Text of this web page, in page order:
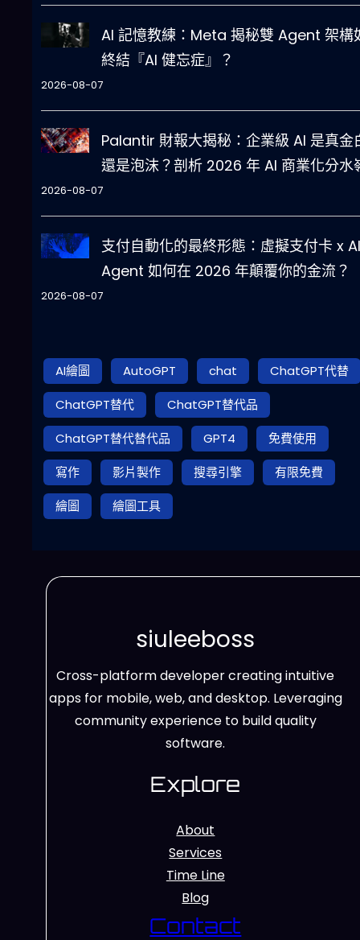
AI 記憶教練：Meta 揭秘雙 Agent 架構
終結『AI 健忘症』？
2026-08-07
Palantir 財報大揭秘：企業級 AI 是真金
還是泡沫？剖析 2026 年 AI 商業化分水
2026-08-07
支付自動化的最終形態：虛擬支付卡 x AI
Agent 如何在 2026 年顛覆你的金流？
2026-08-07
AI繪圖 AutoGPT chat
ChatGPT代替
ChatGPT替代
ChatGPT替代品
ChatGPT替代替代品
GPT4
免費使用
寫作
影片製作 搜尋引擎
有限免費
繪圖
繪圖工具
siuleeboss
Cross-platform developer creating intuitive
apps for mobile, web, and desktop. Leveraging
community experience to build quality
software.
Explore
About
Services
Time Line
Blog
Contact